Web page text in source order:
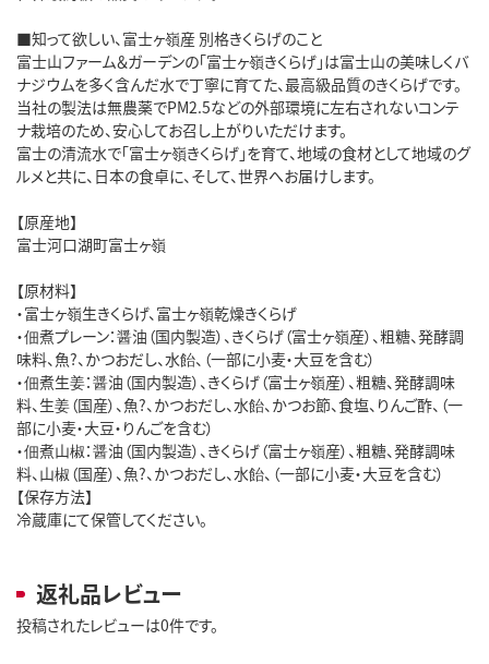
■知って欲しい、富士ヶ嶺産 別格きくらげのこと
富士山ファーム＆ガーデンの「富士ヶ嶺きくらげ」は富士山の美味しくバ
ナジウムを多く含んだ水で丁寧に育てた、最高級品質のきくらげです。
当社の製法は無農薬でPM2.5などの外部環境に左右されないコンテ
ナ栽培のため、安心してお召し上がりいただけます。
富士の清流水で「富士ヶ嶺きくらげ」を育て、地域の食材として地域のグ
ルメと共に、日本の食卓に、そして、世界へお届けします。
【原産地】
富士河口湖町富士ヶ嶺
【原材料】
・富士ヶ嶺生きくらげ、富士ヶ嶺乾燥きくらげ
・佃煮プレーン：醤油（国内製造）、きくらげ（富士ヶ嶺産）、粗糖、発酵調
味料、魚?、かつおだし、水飴、（一部に小麦・大豆を含む）
・佃煮生姜：醤油（国内製造）、きくらげ（富士ヶ嶺産）、粗糖、発酵調味
料、生姜（国産）、魚?、かつおだし、水飴、かつお節、食塩、りんご酢、（一
部に小麦・大豆・りんごを含む）
・佃煮山椒：醤油（国内製造）、きくらげ（富士ヶ嶺産）、粗糖、発酵調味
料、山椒（国産）、魚?、かつおだし、水飴、（一部に小麦・大豆を含む）
【保存方法】
冷蔵庫にて保管してください。
返礼品レビュー
投稿されたレビューは0件です。